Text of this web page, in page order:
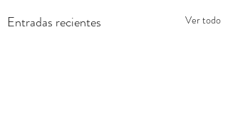
Entradas recientes Ver todo